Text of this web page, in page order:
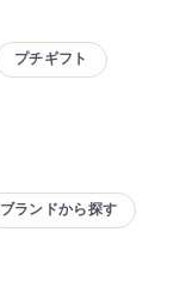
プチギフト
ブランドから探す